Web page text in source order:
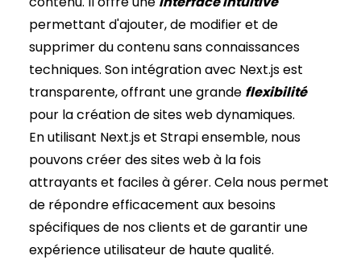
permettant d'ajouter, de modifier et de
supprimer du contenu sans connaissances
techniques. Son intégration avec Next.js est
transparente, offrant une grande flexibilité
pour la création de sites web dynamiques.
En utilisant Next.js et Strapi ensemble, nous
pouvons créer des sites web à la fois
attrayants et faciles à gérer. Cela nous permet
de répondre efficacement aux besoins
spécifiques de nos clients et de garantir une
expérience utilisateur de haute qualité.